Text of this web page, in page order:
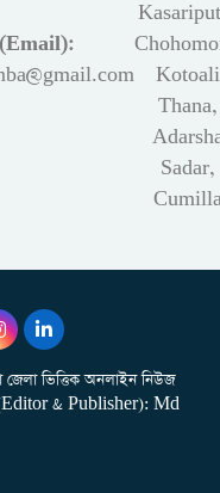
(Email):
Kotoali
Thana,
Sadar,
ভিত্তিক অনলাইন নিউজ
(Editor & Publisher): Md